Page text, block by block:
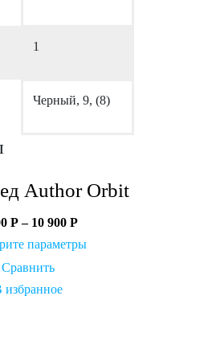
1
Черный, 9, (8)
Author Orbit
Р– 10 900 Р
параметры
Сравнить
избранное